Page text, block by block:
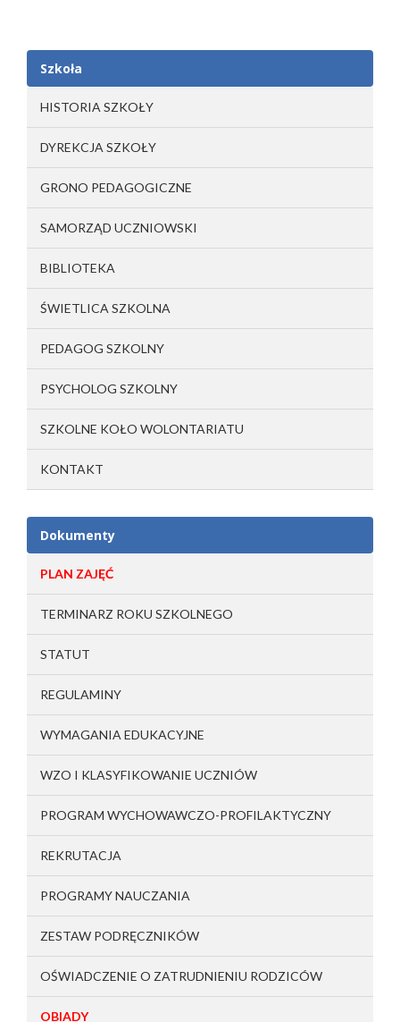
Szkoła
HISTORIA SZKOŁY
DYREKCJA SZKOŁY
GRONO PEDAGOGICZNE
SAMORZĄD UCZNIOWSKI
BIBLIOTEKA
ŚWIETLICA SZKOLNA
PEDAGOG SZKOLNY
PSYCHOLOG SZKOLNY
SZKOLNE KOŁO WOLONTARIATU
KONTAKT
Dokumenty
PLAN ZAJĘĆ
TERMINARZ ROKU SZKOLNEGO
STATUT
REGULAMINY
WYMAGANIA EDUKACYJNE
WZO I KLASYFIKOWANIE UCZNIÓW
PROGRAM WYCHOWAWCZO-PROFILAKTYCZNY
REKRUTACJA
PROGRAMY NAUCZANIA
ZESTAW PODRĘCZNIKÓW
OŚWIADCZENIE O ZATRUDNIENIU RODZICÓW
OBIADY